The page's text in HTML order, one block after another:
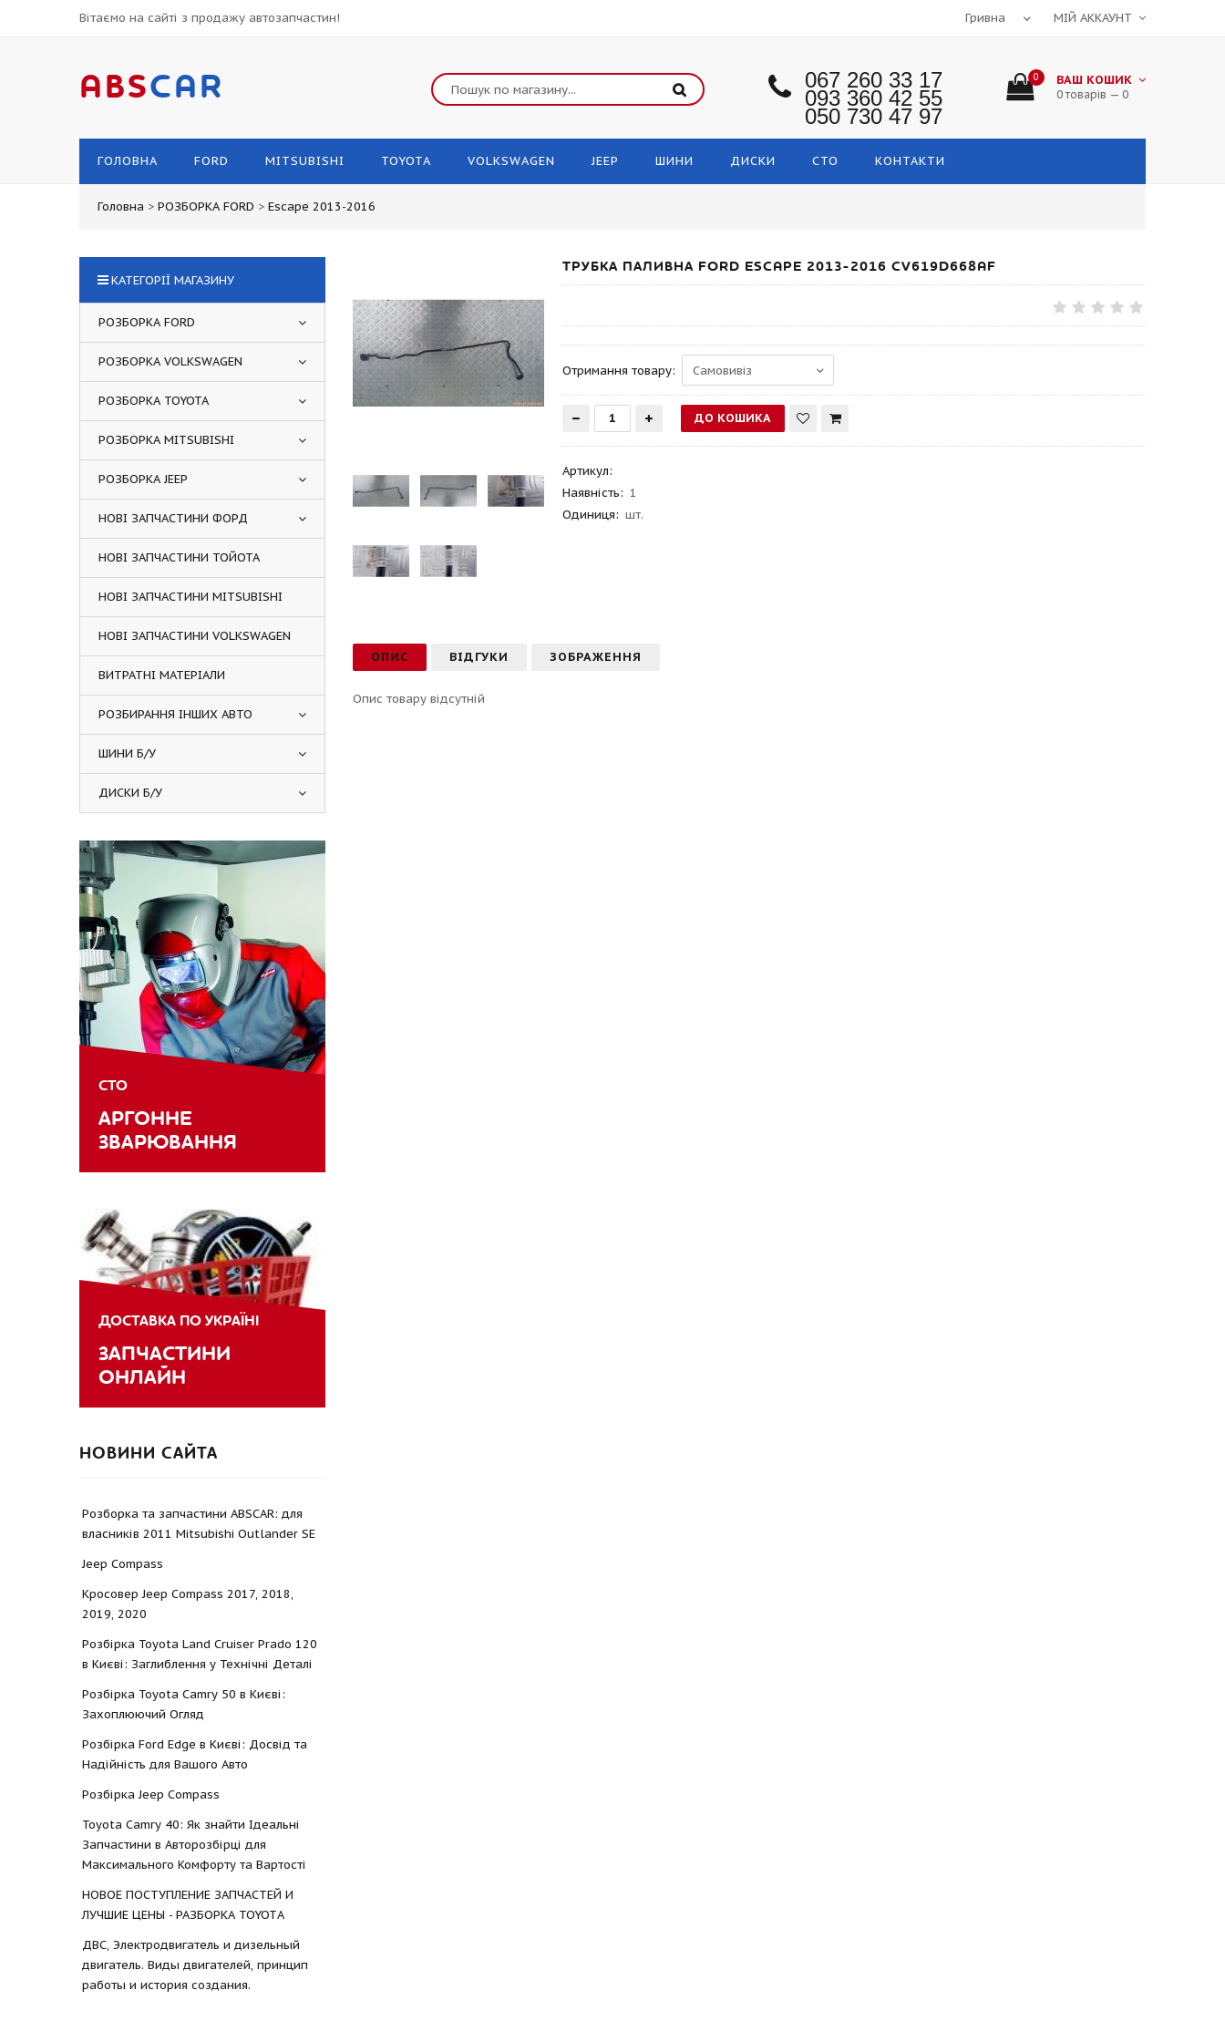
Вітаємо на сайті з продажу автозапчастин! МІЙ АККАУНТ
ABSCAR 067 260 33 17
093 360 42 55
050 730 47 97
0 ВАШ КОШИК
0 товарів — 0
ГОЛОВНА FORD MITSUBISHI TOYOTA VOLKSWAGEN JEEP ШИНИ ДИСКИ СТО КОНТАКТИ
Головна > РОЗБОРКА FORD > Escape 2013-2016
ТРУБКА ПАЛИВНА FORD ESCAPE 2013-2016 CV619D668AF
Отримання товару:
Артикул:
Наявність: 1
Одиниця: шт.
ОПИС ВІДГУКИ ЗОБРАЖЕННЯ
Опис товару відсутній
КАТЕГОРІЇ МАГАЗИНУ
РОЗБОРКА FORD
РОЗБОРКА VOLKSWAGEN
РОЗБОРКА TOYOTA
РОЗБОРКА MITSUBISHI
РОЗБОРКА JEEP
НОВІ ЗАПЧАСТИНИ ФОРД
НОВІ ЗАПЧАСТИНИ ТОЙОТА
НОВІ ЗАПЧАСТИНИ MITSUBISHI
НОВІ ЗАПЧАСТИНИ VOLKSWAGEN
ВИТРАТНІ МАТЕРІАЛИ
РОЗБИРАННЯ ІНШИХ АВТО
ШИНИ Б/У
ДИСКИ Б/У
СТО
АРГОННЕ
ЗВАРЮВАННЯ
ДОСТАВКА ПО УКРАЇНІ
ЗАПЧАСТИНИ
ОНЛАЙН
НОВИНИ САЙТА
Розборка та запчастини ABSCAR: для
власників 2011 Mitsubishi Outlander SE
Jeep Compass
Кросовер Jeep Compass 2017, 2018,
2019, 2020
Розбірка Toyota Land Cruiser Prado 120
в Києві: Заглиблення у Технічні Деталі
Розбірка Toyota Camry 50 в Києві:
Захоплюючий Огляд
Розбірка Ford Edge в Києві: Досвід та
Надійність для Вашого Авто
Розбірка Jeep Compass
Toyota Camry 40: Як знайти Ідеальні
Запчастини в Авторозбірці для
Максимального Комфорту та Вартості
НОВОЕ ПОСТУПЛЕНИЕ ЗАПЧАСТЕЙ И
ЛУЧШИЕ ЦЕНЫ - РАЗБОРКА TOYOTА
ДВС, Электродвигатель и дизельный
двигатель. Виды двигателей, принцип
работы и история создания.